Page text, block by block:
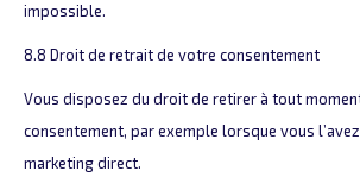
impossible.
8.8 Droit de retrait de votre consentement
Vous disposez du droit de retirer à tout
consentement, par exemple lorsque vous
marketing direct.